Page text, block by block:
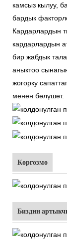
камсыз кылуу,
бардык
Кардарлардын
кардарлардын
бир жабдык
аныктоо
жогорку
менен бөлүшөт.
Көргөзмө
Биздин